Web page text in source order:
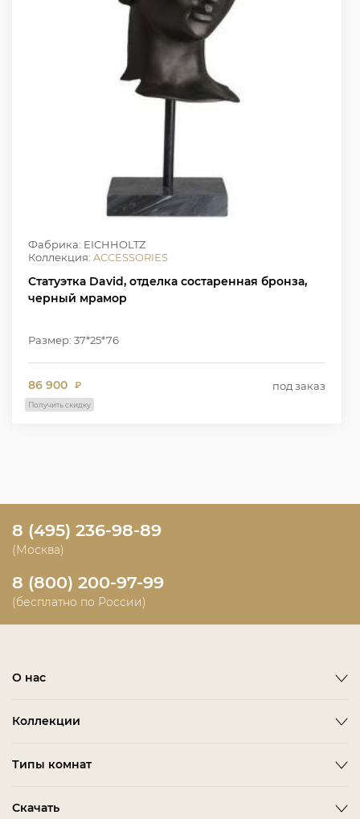
Фабрика: EICHHOLTZ
Коллекция: ACCESSORIES
Статуэтка David, отделка состаренная бронза,
черный мрамор
Размер: 37*25*76
86 900 ₽ под заказ
Получить скидку
8 (495) 236-98-89
(Москва)
8 (800) 200-97-99
(бесплатно по России)
О нас
Дизайнерам и дилерам
Как сделать заказ
Коллекции
ALBA
Типы комнат
Скачать